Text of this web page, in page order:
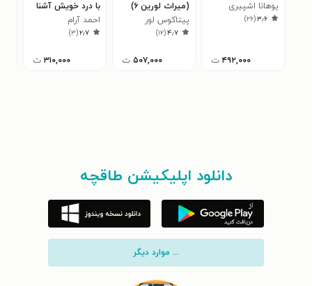
یوهانا اشپیری
۳٫۶(۲۶)
۴۹۲,۰۰۰ ت
(میراث لورین ۶)
پیتاکوس لور
۴٫۷(۱۲)
۵۰۷,۰۰۰ ت
با درد خویش آشنا
شد
احمد آرام
۲٫۷(۳)
۳۱۰,۰۰۰ ت
دانلود اپلیکیشن طاقچه
... موارد دیگر